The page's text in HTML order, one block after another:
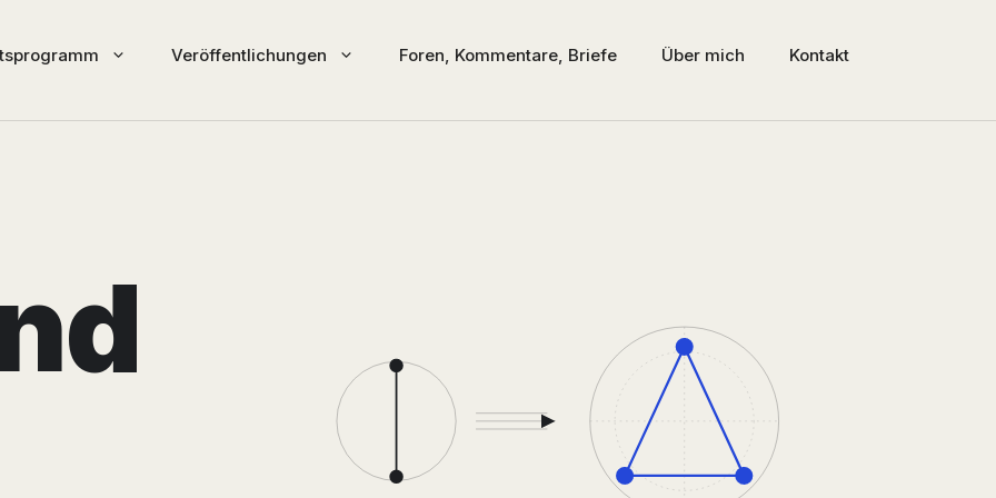
Veröffentlichungen Foren, Kommentare, Briefe Über mich Kontakt